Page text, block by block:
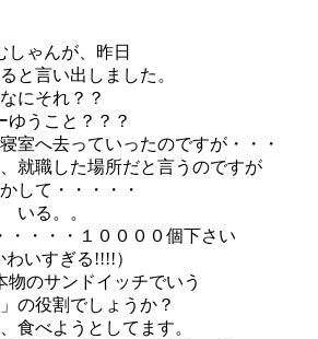
しゃんが、昨日
と言い出しました。
なにそれ？？
ゆうこと？？？
室へ去っていったのですが・・・
就職した場所だと言うのですが
して・・・・・
いる。。
・・・・１００００個下さい
わいすぎる!!!!）
物のサンドイッチでいう
」の役割でしょうか？
食べようとしてます。